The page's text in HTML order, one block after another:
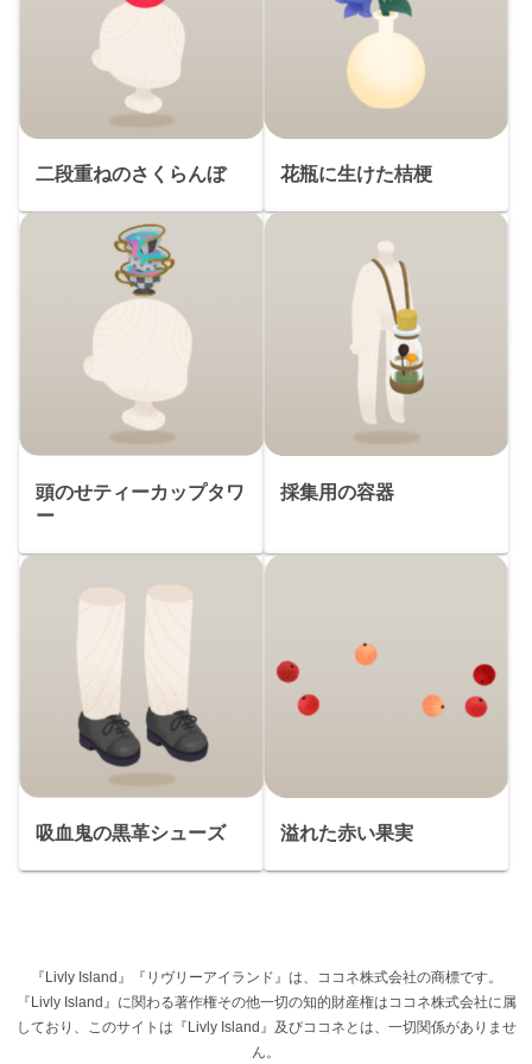
二段重ねのさくらんぼ 花瓶に生けた桔梗
頭のせティーカップタワ
ー
採集用の容器
吸血鬼の黒革シューズ 溢れた赤い果実
『Livly Island』『リヴリーアイランド』は、ココネ株式会社の商標です。
『Livly Island』に関わる著作権その他一切の知的財産権はココネ株式会社に属
しており、このサイトは『Livly Island』及びココネとは、一切関係がありませ
ん。